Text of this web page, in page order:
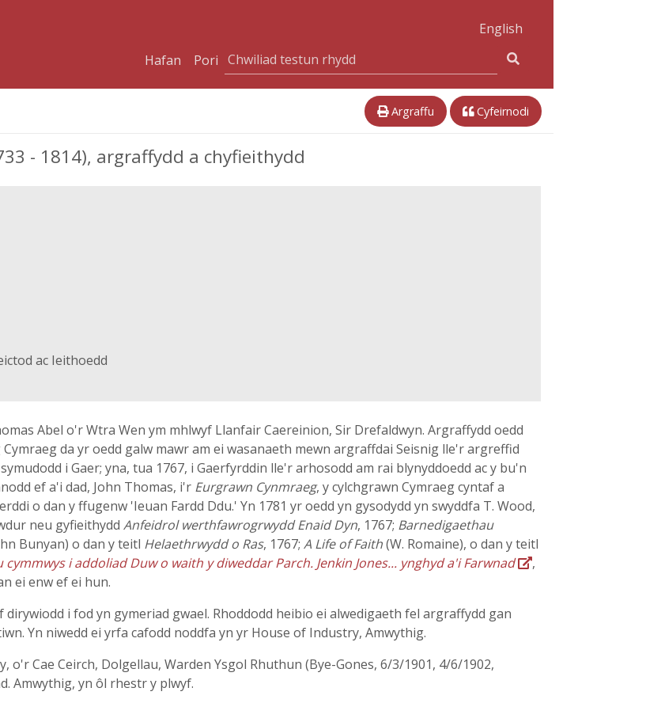
English
Hafan
Pori
Argraffu Cyfeirnodi
- 1814), argraffydd a chyfieithydd
ac Ieithoedd
Abel o'r Wtra Wen ym mhlwyf Llanfair Caereinion, Sir Drefaldwyn. Argraffydd oedd
da yr oedd galw mawr am ei wasanaeth mewn argraffdai Seisnig lle'r argreffid
i Gaer; yna, tua 1767, i Gaerfyrddin lle'r arhosodd am rai blynyddoedd ac y bu'n
ef a'i dad, John Thomas, i'r Eurgrawn Cynmraeg, y cylchgrawn Cymraeg cyntaf a
o dan y ffugenw 'Ieuan Fardd Ddu.' Yn 1781 yr oedd yn gysodydd yn swyddfa T. Wood,
neu gyfieithydd Anfeidrol werthfawrogrwydd Enaid Dyn, 1767; Barnedigaethau
Bunyan) o dan y teitl Helaethrwydd o Ras, 1767; A Life of Faith(W. Romaine), o dan y teitl
cymmwys i addoliad Duw o waith y diweddar Parch. Jenkin Jones... ynghyd a'i Farwnad
,
ei enw ef ei hun.
i fod yn gymeriad gwael. Rhoddodd heibio ei alwedigaeth fel argraffydd gan
Yn niwedd ei yrfa cafodd noddfa yn yr House of Industry, Amwythig.
o'r Cae Ceirch, Dolgellau, Warden Ysgol Rhuthun (Bye-Gones, 6/3/1901, 4/6/1902,
Amwythig, yn ôl rhestr y plwyf.